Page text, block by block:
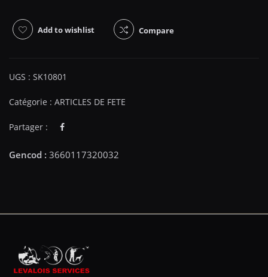
Add to wishlist Compare
UGS : SK10801
Catégorie : ARTICLES DE FETE
Partager :